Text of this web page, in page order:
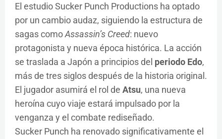
El estudio Sucker Punch Productions ha optado
por un cambio audaz, siguiendo la estructura de
sagas comoAssassin’s Creed: nuevo
protagonista y nueva época histórica. La acción
se traslada a Japón a principios del periodo Edo,
más de tres siglos después de la historia original.
El jugador asumirá el rol de Atsu, una nueva
heroína cuyo viaje estará impulsado por la
venganza y el combate rediseñado.
Sucker Punch ha renovado significativamente el